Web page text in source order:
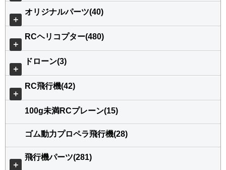
＋
オリジナルパーツ(40)
＋
RCヘリコプター(480)
＋
ドローン(3)
＋
RC飛行機(42)
100g未満RCプレーン(15)
ゴム動力プロペラ飛行機(28)
＋
飛行機パーツ(281)